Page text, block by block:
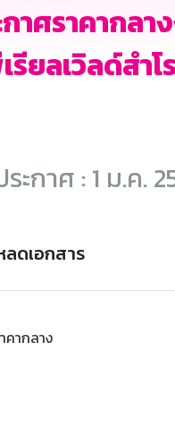
กาศราคากล
รียลเวิลด์สำ
ะกาศ : 1 ม.ค.
ลดเอกสาร
คากลาง